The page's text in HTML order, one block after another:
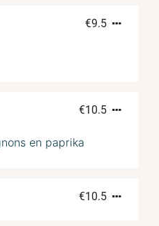
€9.5
€10.5
en paprika
€10.5